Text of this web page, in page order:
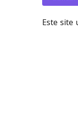
Este site